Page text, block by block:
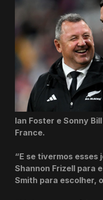
Ian Foster e Sonny
France.
“E se tivermos esses
Shannon Frizell para
Smith para escolher,